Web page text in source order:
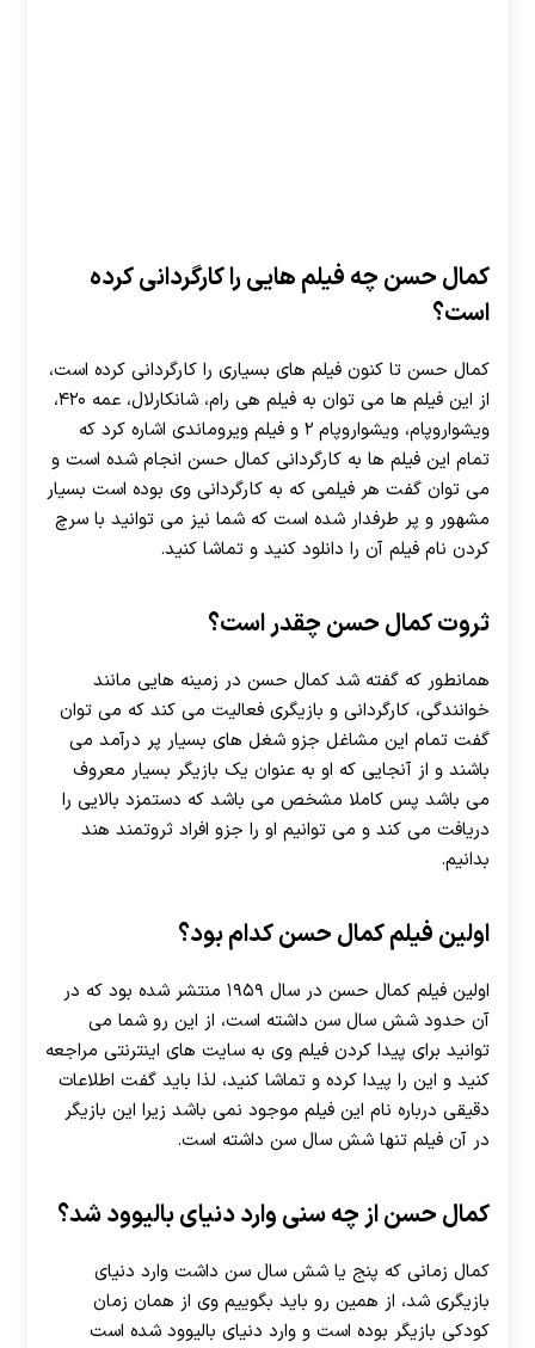
کمال حسن چه فیلم هایی را کارگردانی کرده
است؟
کمال حسن تا کنون فیلم های بسیاری را کارگردانی کرده است،
از این فیلم ها می توان به فیلم هی رام، شانکارلال، عمه ۴۲۰،
ویشواروپام، ویشواروپام ۲ و فیلم ویروماندی اشاره کرد که
تمام این فیلم ها به کارگردانی کمال حسن انجام شده است و
می توان گفت هر فیلمی که به کارگردانی وی بوده است بسیار
مشهور و پر طرفدار شده است که شما نیز می توانید با سرچ
کردن نام فیلم آن را دانلود کنید و تماشا کنید.
ثروت کمال حسن چقدر است؟
همانطور که گفته شد کمال حسن در زمینه هایی مانند
خوانندگی، کارگردانی و بازیگری فعالیت می کند که می توان
گفت تمام این مشاغل جزو شغل های بسیار پر درآمد می
باشند و از آنجایی که او به عنوان یک بازیگر بسیار معروف
می باشد پس کاملا مشخص می باشد که دستمزد بالایی را
دریافت می کند و می توانیم او را جزو افراد ثروتمند هند
بدانیم.
اولین فیلم کمال حسن کدام بود؟
اولین فیلم کمال حسن در سال ۱۹۵۹ منتشر شده بود که در
آن حدود شش سال سن داشته است، از این رو شما می
توانید برای پیدا کردن فیلم وی به سایت های اینترنتی مراجعه
کنید و این را پیدا کرده و تماشا کنید، لذا باید گفت اطلاعات
دقیقی درباره نام این فیلم موجود نمی باشد زیرا این بازیگر
در آن فیلم تنها شش سال سن داشته است.
کمال حسن از چه سنی وارد دنیای بالیوود شد؟
کمال زمانی که پنج یا شش سال سن داشت وارد دنیای
بازیگری شد، از همین رو باید بگوییم وی از همان زمان
کودکی بازیگر بوده است و وارد دنیای بالیوود شده است